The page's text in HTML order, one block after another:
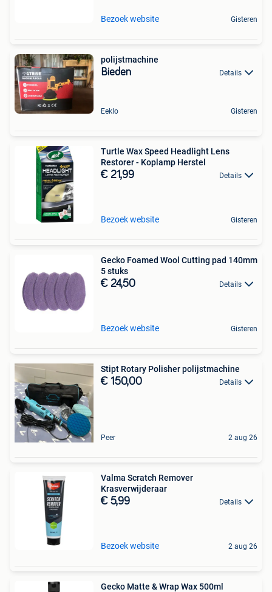
Bezoek website Gisteren
polijstmachine
Bieden Details
Eeklo Gisteren
Turtle Wax Speed Headlight Lens
Restorer - Koplamp Herstel
€ 21,99 Details
Bezoek website Gisteren
Gecko Foamed Wool Cutting pad 140mm
5 stuks
€ 24,50 Details
Bezoek website Gisteren
Stipt Rotary Polisher polijstmachine
€ 150,00 Details
Peer 2 aug 26
Valma Scratch Remover
Krasverwijderaar
€ 5,99 Details
Bezoek website 2 aug 26
Gecko Matte & Wrap Wax 500ml